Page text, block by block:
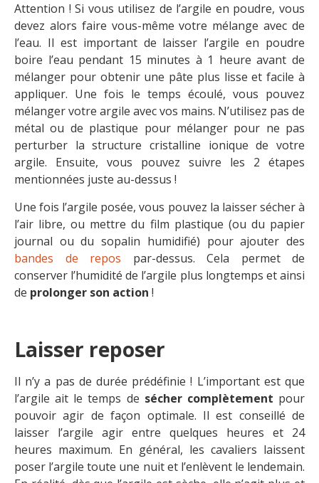
Attention ! Si vous utilisez de l’argile en poudre, vous
devez alors faire vous-même votre mélange avec de
l’eau. Il est important de laisser l’argile en poudre
boire l’eau pendant 15 minutes à 1 heure avant de
mélanger pour obtenir une pâte plus lisse et facile à
appliquer. Une fois le temps écoulé, vous pouvez
mélanger votre argile avec vos mains. N’utilisez pas de
métal ou de plastique pour mélanger pour ne pas
perturber la structure cristalline ionique de votre
argile. Ensuite, vous pouvez suivre les 2 étapes
mentionnées juste au-dessus !
Une fois l’argile posée, vous pouvez la laisser sécher à
l’air libre, ou mettre du film plastique (ou du papier
journal ou du sopalin humidifié) pour ajouter des
bandes de repos par-dessus. Cela permet de
conserver l’humidité de l’argile plus longtemps et ainsi
de prolonger son action !
Laisser reposer
Il n’y a pas de durée prédéfinie ! L’important est que
l’argile ait le temps de sécher complètement pour
pouvoir agir de façon optimale. Il est conseillé de
laisser l’argile agir entre quelques heures et 24
heures maximum. En général, les cavaliers laissent
poser l’argile toute une nuit et l’enlèvent le lendemain.